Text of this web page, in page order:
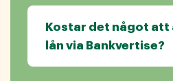
Kostar det något att
lån via Bankvertise?